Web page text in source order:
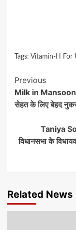
Tags: Vitamin-H For
Continue
Reading
Previous
Milk in Mansoon
सेहत के लिए बेहद
Taniya
विधानसभा के
Related News